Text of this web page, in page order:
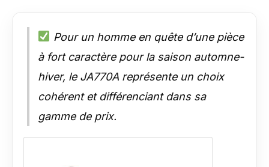
Pour un homme en quête d’une pièce
à fort caractère pour la saison automne-
hiver, le JA770A représente un choix
cohérent et différenciant dans sa
gamme de prix.